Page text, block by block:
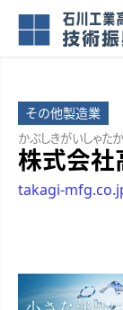
その他製造業
株式会社
かぶしきがいしゃた
takagi-